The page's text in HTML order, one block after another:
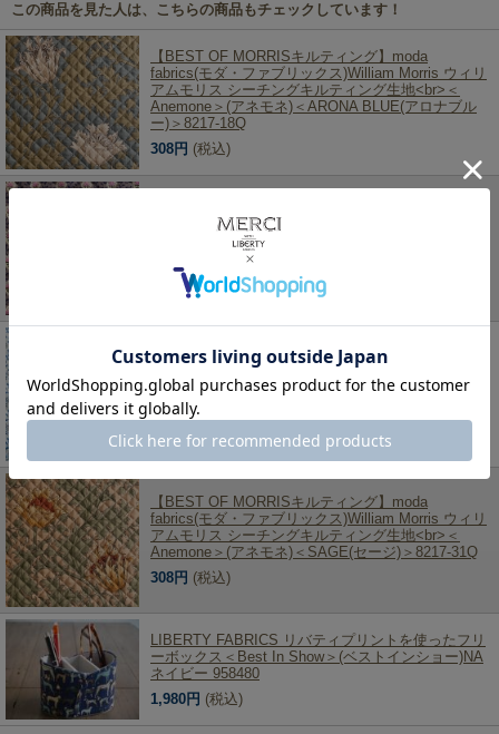
この商品を見た人は、こちらの商品もチェックしています！
【BEST OF MORRISキルティング】moda
fabrics(モダ・ファブリックス)William Morris ウィリ
アムモリス シーチングキルティング生地<br>＜
Anemone＞(アネモネ)＜ARONA BLUE(アロナブル
ー)＞8217-18Q
308円 (税込)
SOULEIADO ソレイアード キルティング＜プティッ
ト・フルール・デ・シャン グレー＞キルト生地
QSLF2-318C
286円 (税込)
SOULEIADO ソレイアード キルティング＜プティッ
ト・フルール・デ・シャン ホワイト＞キルト生地
QSLF2-18G
286円 (税込)
【BEST OF MORRISキルティング】moda
fabrics(モダ・ファブリックス)William Morris ウィリ
アムモリス シーチングキルティング生地<br>＜
Anemone＞(アネモネ)＜SAGE(セージ)＞8217-31Q
308円 (税込)
LIBERTY FABRICS リバティプリントを使ったフリ
ーボックス＜Best In Show＞(ベストインショー)NA
ネイビー 958480
1,980円 (税込)